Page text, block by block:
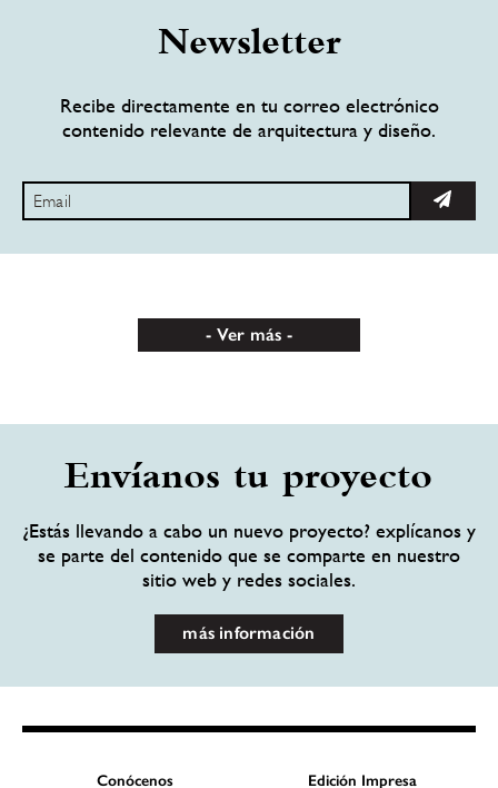
Newsletter
Recibe directamente en tu correo electrónico
contenido relevante de arquitectura y diseño.
Ver más
Envíanos tu proyecto
¿Estás llevando a cabo un nuevo proyecto? explícanos y
se parte del contenido que se comparte en nuestro
sitio web y redes sociales.
más información
Conócenos Edición Impresa